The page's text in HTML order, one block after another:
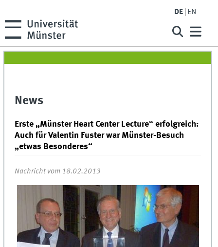
DE EN
News
Erste „Münster Heart Center Lecture“ erfolgreich:
Auch für Valentin Fuster war Münster-Besuch
„etwas Besonderes“
Nachricht vom 18.02.2013